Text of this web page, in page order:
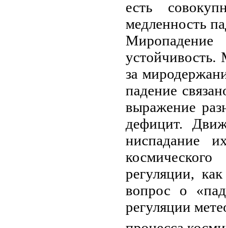
есть
медленность
устойчивость.
за
падение
выражение
дефицит.
ниспадание
регуляции,
вопрос о
регуляции